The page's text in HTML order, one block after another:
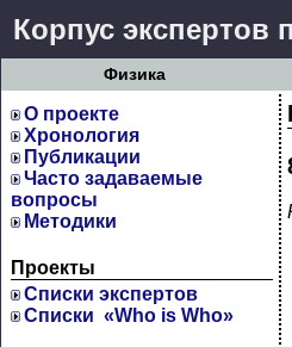
Корпус экспертов
Физика
О проекте
Хронология
Публикации
Часто задаваемые
вопросы
Методики
Проекты
Cписки экспертов
Списки «Who is Who»